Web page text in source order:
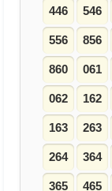
446 546
556 856
860 061
062 162
163 263
264 364
365 465